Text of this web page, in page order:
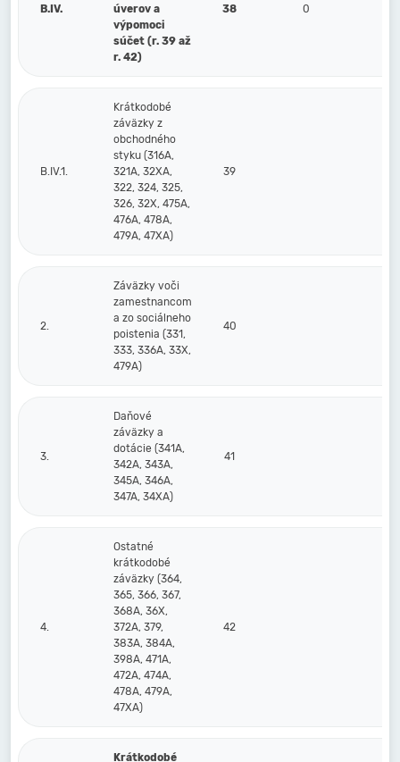
B.IV.
úverov a
výpomoci
súčet (r. 39 až
r. 42)
38 0
B.IV.1.
Krátkodobé
záväzky z
obchodného
styku (316A,
321A, 32XA,
322, 324, 325,
326, 32X, 475A,
476A, 478A,
479A, 47XA)
39
2.
Záväzky voči
zamestnancom
a zo sociálneho
poistenia (331,
333, 336A, 33X,
479A)
40
3.
Daňové
záväzky a
dotácie (341A,
342A, 343A,
345A, 346A,
347A, 34XA)
41
4.
Ostatné
krátkodobé
záväzky (364,
365, 366, 367,
368A, 36X,
372A, 379,
383A, 384A,
398A, 471A,
472A, 474A,
478A, 479A,
47XA)
42
Krátkodobé